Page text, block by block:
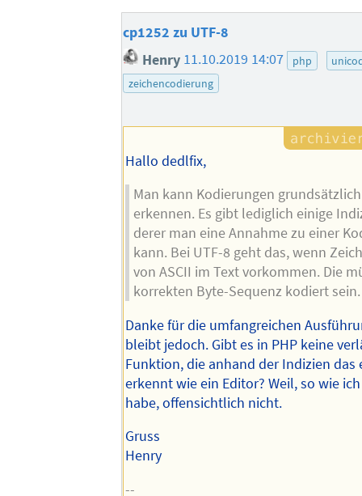
cp1252 zu UTF-8
Henry 11.10.2019 14:07 php
zeichencodierung
Hallo dedlfix,
Man kann Kodierungen
erkennen. Es gibt lediglich einige
derer man eine Annahme zu einer
kann. Bei UTF-8 geht das, wenn
von ASCII im Text vorkommen. Die
korrekten Byte-Sequenz kodiert sein.
Danke für die umfangreichen
bleibt jedoch. Gibt es in PHP keine
Funktion, die anhand der Indizien das
erkennt wie ein Editor? Weil, so wie
habe, offensichtlich nicht.
Gruss
Henry
--